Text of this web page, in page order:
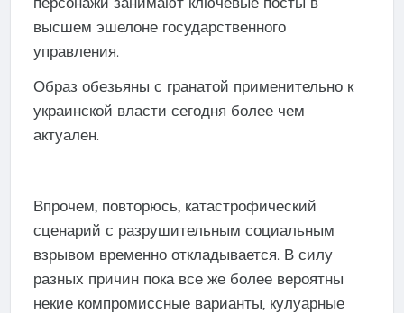
высшем эшелоне государственного
управления.
Образ обезьяны с гранатой применительно к
украинской власти сегодня более чем
актуален.
Впрочем, повторюсь, катастрофический
сценарий с разрушительным социальным
взрывом временно откладывается. В силу
разных причин пока все же более вероятны
некие компромиссные варианты, кулуарные